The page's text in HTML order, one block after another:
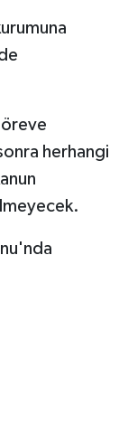
herhangi